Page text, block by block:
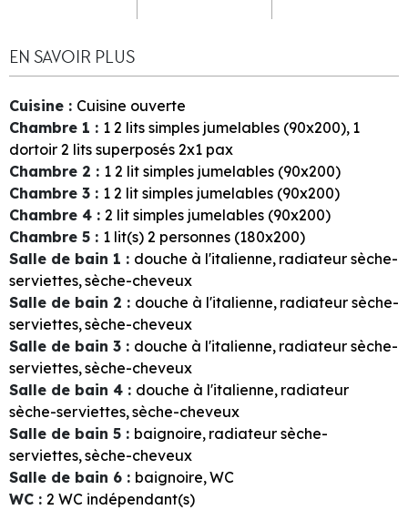
EN SAVOIR PLUS
Cuisine : Cuisine ouverte
Chambre 1 : 1 2 lits simples jumelables (90x200) 1
dortoir 2 lits superposés 2x1 pax
Chambre 2 : 1 2 lit simples jumelables (90x200)
Chambre 3 : 1 2 lit simples jumelables (90x200)
Chambre 4 : 2 lit simples jumelables (90x200)
Chambre 5 : 1 lit(s) 2 personnes (180x200)
Salle de bain 1 : douche à l'italienne radiateur sèche-
serviettes sèche-cheveux
Salle de bain 2 : douche à l'italienne radiateur sèche-
serviettes sèche-cheveux
Salle de bain 3 : douche à l'italienne radiateur sèche-
serviettes sèche-cheveux
Salle de bain 4 : douche à l'italienne radiateur
sèche-serviettes sèche-cheveux
Salle de bain 5 : baignoire radiateur sèche-
serviettes sèche-cheveux
Salle de bain 6 : baignoire WC
WC : 2 WC indépendant(s)